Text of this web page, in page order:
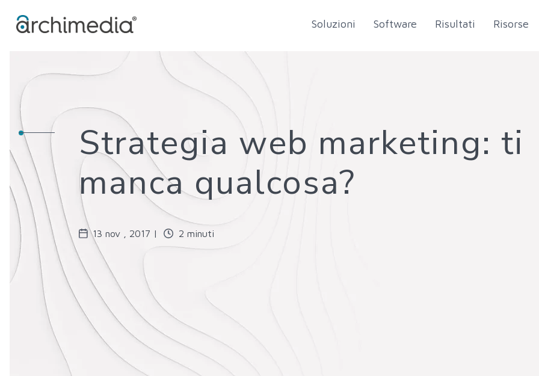
Soluzioni Software Risultati Risorse
Strategia web marketing: ti
manca qualcosa?
13 nov , 2017 | 2 minuti